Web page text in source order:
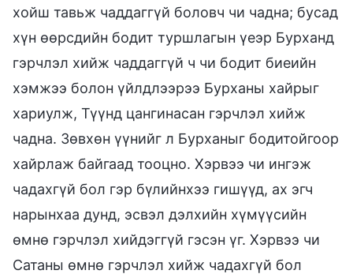
хойш тавьж чаддаггүй боловч чи чадна; бусад
хүн өөрсдийн бодит туршлагын үеэр Бурханд
гэрчлэл хийж чаддаггүй ч чи бодит биеийн
хэмжээ болон үйлдлээрээ Бурханы хайрыг
хариулж, Түүнд цангинасан гэрчлэл хийж
чадна. Зөвхөн үүнийг л Бурханыг бодитойгоор
хайрлаж байгаад тооцно. Хэрвээ чи ингэж
чадахгүй бол гэр бүлийнхээ гишүүд, ах эгч
нарынхаа дунд, эсвэл дэлхийн хүмүүсийн
өмнө гэрчлэл хийдэггүй гэсэн үг. Хэрвээ чи
Сатаны өмнө гэрчлэл хийж чадахгүй бол